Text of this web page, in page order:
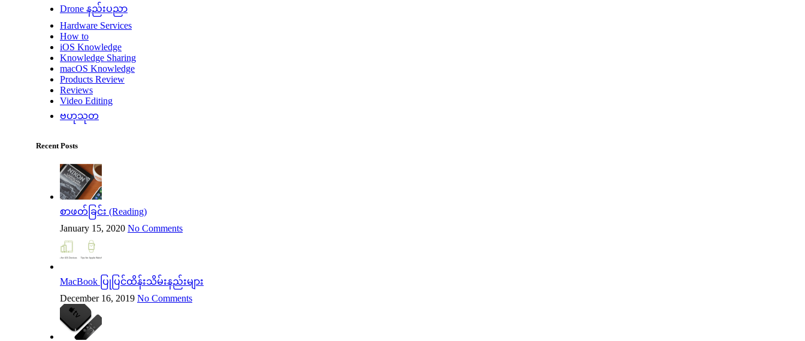
Drone နည်းပညာ
Hardware Services
How to
iOS Knowledge
Knowledge Sharing
macOS Knowledge
Products Review
Reviews
Video Editing
ဗဟုသုတ
Recent Posts
စာဖတ်ခြင်း (Reading)
January 15, 2020 No Comments
MacBook ပြုပြင်ထိန်းသိမ်းနည်းများ
December 16, 2019 No Comments